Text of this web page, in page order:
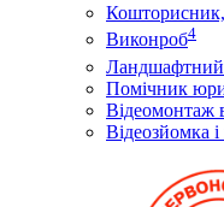
Виконроб4
Ландшафтний
Помічник
Відеомонтаж
Відеозйомка